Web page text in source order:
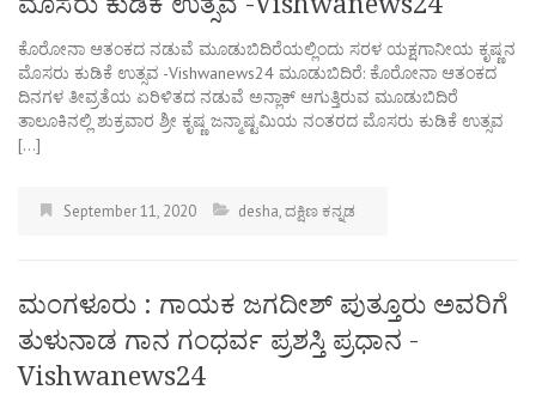
ಕೊರೋನಾ ಆತಂಕದ ನಡುವೆ ಮೂಡುಬಿದಿರೆಯಲ್ಲಿಂದು ಸರಳ ಯಕ್ಷಗಾನೀಯ ಕೃಷ್ಣನ
ಮೊಸರು ಕುಡಿಕೆ ಉತ್ಸವ -Vishwanews24 ಮೂಡುಬಿದಿರೆ: ಕೊರೋನಾ ಆತಂಕದ
ದಿನಗಳ ತೀವ್ರತೆಯ ಏರಿಳಿತದ ನಡುವೆ ಅನ್ಲಾಕ್ ಆಗುತ್ತಿರುವ ಮೂಡುಬಿದಿರೆ
ತಾಲೂಕಿನಲ್ಲಿ ಶುಕ್ರವಾರ ಶ್ರೀ ಕೃಷ್ಣ ಜನ್ಮಾಷ್ಟಮಿಯ ನಂತರದ ಮೊಸರು ಕುಡಿಕೆ ಉತ್ಸವ
[…]
September 11, 2020 desha,ದಕ್ಷಿಣ ಕನ್ನಡ
ಮಂಗಳೂರು : ಗಾಯಕ ಜಗದೀಶ್‌ ಪುತ್ತೂರು ಅವರಿಗೆ
ತುಳುನಾಡ ಗಾನ ಗಂಧರ್ವ ಪ್ರಶಸ್ತಿ ಪ್ರಧಾನ -
Vishwanews24